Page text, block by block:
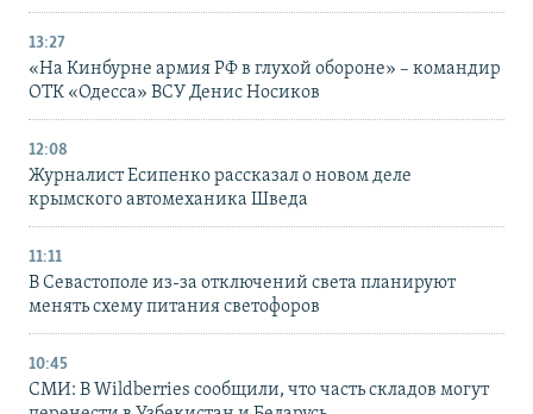
13:27
«На Кинбурне армия РФ в глухой обороне» – командир
ОТК «Одесса» ВСУ Денис Носиков
12:08
Журналист Есипенко рассказал о новом деле
крымского автомеханика Шведа
11:11
В Севастополе из-за отключений света планируют
менять схему питания светофоров
10:45
СМИ: В Wildberries сообщили, что часть складов могут